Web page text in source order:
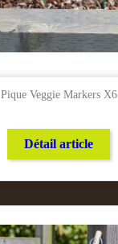
Pique Veggie Markers X6
Détail article